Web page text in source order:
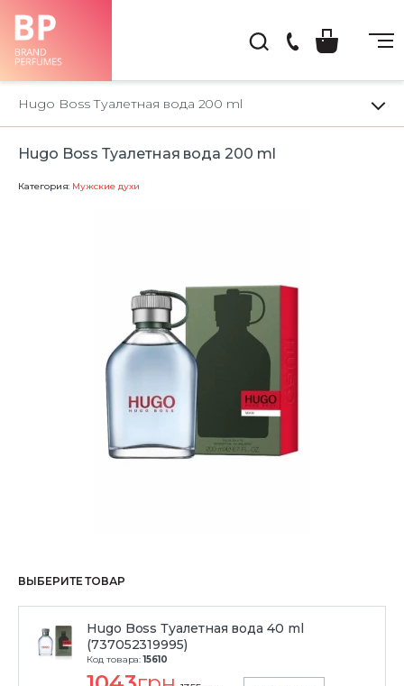
Hugo Boss Туалетная вода 200 ml
Hugo Boss Туалетная вода 200 ml
Категория: Мужские духи
ВЫБЕРИТЕ ТОВАР
Hugo Boss Туалетная вода 40 ml
(737052319995)
Код товара:15610